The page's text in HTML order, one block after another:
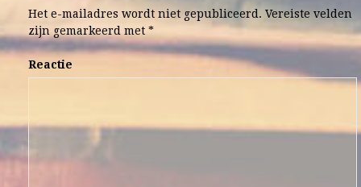
Het e-mailadres wordt niet gepubliceerd. Vereiste velden
zijn gemarkeerd met *
Reactie